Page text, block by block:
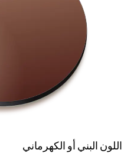
اللون البني أو الكهرماني